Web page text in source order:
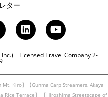
Licensed Travel Company 2-
ター
Kiro】【Gunma Carp Streamers, Akaya
Rice Terrace】
【Hiroshima Streetscape of